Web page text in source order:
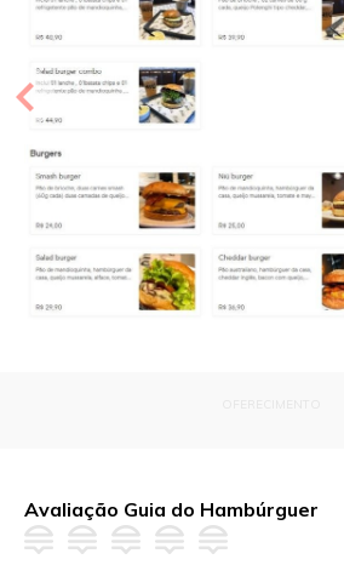
Avaliação Guia do Hambúrguer